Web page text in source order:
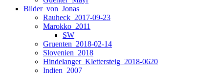
Bilder_von_Jonas
Rauheck_2017-09-23
Marokko_2011
SW
Gruenten_2018-02-14
Slovenien_2018
Hindelanger_Klettersteig_2018-0620
Indien_2007